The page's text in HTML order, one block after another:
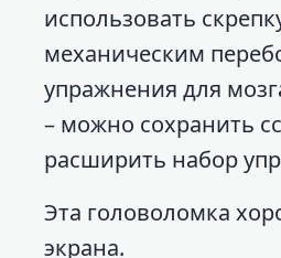
использовать
механическим
упражнения для
– можно сохранить
расширить набор
Эта головоломка
экрана.